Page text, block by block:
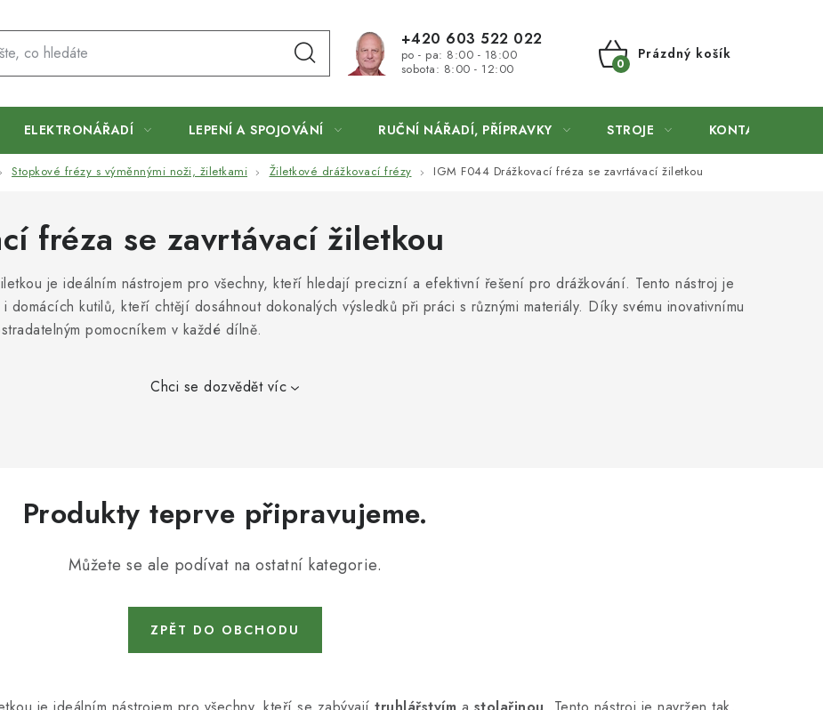
+420 603 522 022
po - pa: 8:00 - 18:00
sobota: 8:00 - 12:00
NÁKUPNÍ
Prázdný košík
ELEKTRONÁŘADÍ LEPENÍ A SPOJOVÁNÍ RUČNÍ NÁŘADÍ, PŘÍPRAVKY STROJE KONTAKTY
Stopkové frézy s výměnnými noži, žiletkami Žiletkové drážkovací frézy IGM F044 Drážkovací fréza se zavrtávací žiletkou
fréza se zavrtávací žiletkou
je ideálním nástrojem pro všechny, kteří hledají precizní a efektivní řešení pro drážkování. Tento nástroj je
kutilů, kteří chtějí dosáhnout dokonalých výsledků při práci s různými materiály. Díky svému inovativnímu
pomocníkem v každé dílně.
Chci se dozvědět víc
Produkty teprve připravujeme.
Můžete se ale podívat na ostatní kategorie.
ZPĚT DO OBCHODU